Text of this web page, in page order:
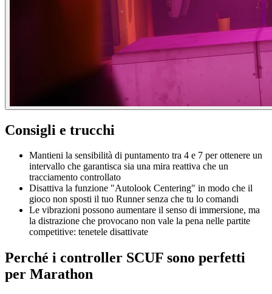
Consigli e trucchi
Mantieni la sensibilità di puntamento tra 4 e 7 per ottenere un
intervallo che garantisca sia una mira reattiva che un
tracciamento controllato
Disattiva la funzione "Autolook Centering" in modo che il
gioco non sposti il tuo Runner senza che tu lo comandi
Le vibrazioni possono aumentare il senso di immersione, ma
la distrazione che provocano non vale la pena nelle partite
competitive: tenetele disattivate
Perché i controller SCUF sono perfetti
per Marathon